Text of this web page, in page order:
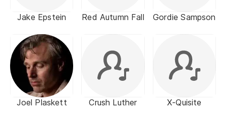
Jake Epstein Red Autumn Fall Gordie Sampson
Joel Plaskett Crush Luther X-Quisite